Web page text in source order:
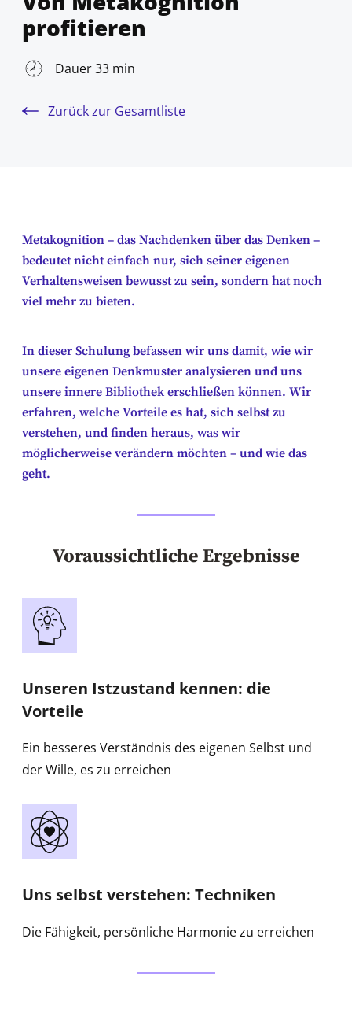
profitieren
Dauer 33 min
Zurück zur Gesamtliste
Metakognition – das Nachdenken über das Denken –
bedeutet nicht einfach nur, sich seiner eigenen
Verhaltensweisen bewusst zu sein, sondern hat noch
viel mehr zu bieten.
In dieser Schulung befassen wir uns damit, wie wir
unsere eigenen Denkmuster analysieren und uns
unsere innere Bibliothek erschließen können. Wir
erfahren, welche Vorteile es hat, sich selbst zu
verstehen, und finden heraus, was wir
möglicherweise verändern möchten – und wie das
geht.
Voraussichtliche Ergebnisse
Unseren Istzustand kennen: die
Vorteile
Ein besseres Verständnis des eigenen Selbst und
der Wille, es zu erreichen
Uns selbst verstehen: Techniken
Die Fähigkeit, persönliche Harmonie zu erreichen